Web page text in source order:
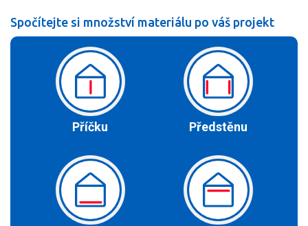
Spočítejte si množství materiálu po váš projekt
Příčku Předstěnu